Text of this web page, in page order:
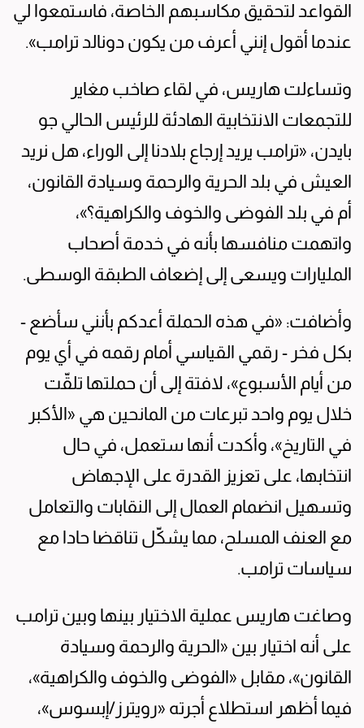
القواعد لتحقيق مكاسبهم الخاصة، فاستمعوا لي
عندما أقول إنني أعرف من يكون دونالد ترامب».
وتساءلت هاريس، في لقاء صاخب مغاير
للتجمعات الانتخابية الهادئة للرئيس الحالي جو
بايدن، «ترامب يريد إرجاع بلادنا إلى الوراء، هل نريد
العيش في بلد الحرية والرحمة وسيادة القانون،
أم في بلد الفوضى والخوف والكراهية؟»،
واتهمت منافسها بأنه في خدمة أصحاب
المليارات ويسعى إلى إضعاف الطبقة الوسطى.
وأضافت: «في هذه الحملة أعدكم بأنني سأضع -
بكل فخر - رقمي القياسي أمام رقمه في أي يوم
من أيام الأسبوع»، لافتة إلى أن حملتها تلقّت
خلال يوم واحد تبرعات من المانحين هي «الأكبر
في التاريخ»، وأكدت أنها ستعمل، في حال
انتخابها، على تعزيز القدرة على الإجهاض
وتسهيل انضمام العمال إلى النقابات والتعامل
مع العنف المسلح، مما يشكّل تناقضا حادا مع
سياسات ترامب.
وصاغت هاريس عملية الاختيار بينها وبين ترامب
على أنه اختيار بين «الحرية والرحمة وسيادة
القانون»، مقابل «الفوضى والخوف والكراهية»،
فيما أظهر استطلاع أجرته «رويترز/إبسوس»،